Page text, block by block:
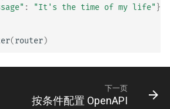
: "It's the time of my life" }
(router)
下一页
按条件配置 OpenAPI